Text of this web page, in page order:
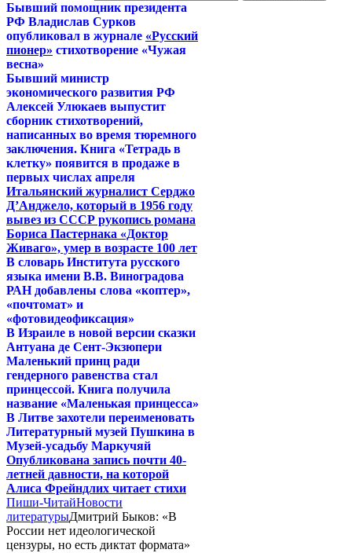
Бывший помощник президента
РФ Владислав Сурков
опубликовал в журнале «Русский
пионер» стихотворение «Чужая
весна»
Бывший министр
экономического развития РФ
Алексей Улюкаев выпустит
сборник стихотворений,
написанных во время тюремного
заключения. Книга «Тетрадь в
клетку» появится в продаже в
первых числах апреля
Итальянский журналист Серджо
Д’Анджело, который в 1956 году
вывез из СССР рукопись романа
Бориса Пастернака «Доктор
Живаго», умер в возрасте 100 лет
В словарь Института русского
языка имени В.В. Виноградова
РАН добавлены слова «коптер»,
«почтомат» и
«фотовидеофиксация»
В Израиле в новой версии сказки
Антуана де Сент-Экзюпери
Маленький принц ради
гендерного равенства стал
принцессой. Книга получила
название «Маленькая принцесса»
В Литве захотели переименовать
Литературный музей Пушкина в
Музей-усадьбу Маркучяй
Опубликована запись почти 40-
летней давности, на которой
Алиса Фрейндлих читает стихи
Пиши-ЧитайНовости
литературыДмитрий Быков: «В
России нет идеологической
цензуры, но есть диктат формата»